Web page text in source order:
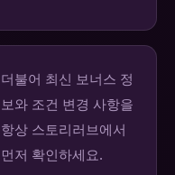
더불어 최신 보너스 정
보와 조건 변경 사항을
항상 스토리러브에서
먼저 확인하세요.